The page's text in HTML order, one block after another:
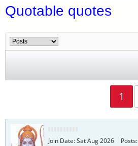
Quotable quotes
1
Join Date:Sat Aug 2026 Posts: